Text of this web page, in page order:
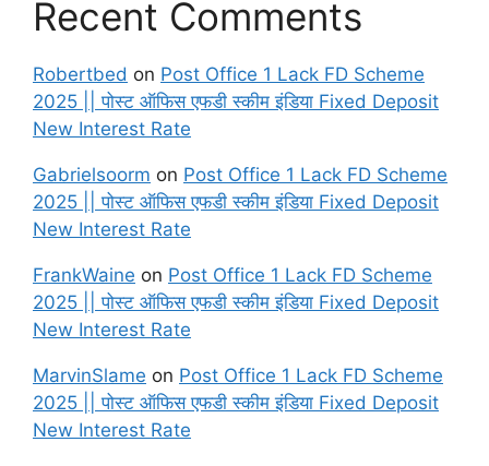
Recent Comments
Robertbed on Post Office 1 Lack FD Scheme
2025 || पोस्ट ऑफिस एफडी स्कीम इंडिया Fixed Deposit
New Interest Rate
Gabrielsoorm on Post Office 1 Lack FD Scheme
2025 || पोस्ट ऑफिस एफडी स्कीम इंडिया Fixed Deposit
New Interest Rate
FrankWaine on Post Office 1 Lack FD Scheme
2025 || पोस्ट ऑफिस एफडी स्कीम इंडिया Fixed Deposit
New Interest Rate
MarvinSlame on Post Office 1 Lack FD Scheme
2025 || पोस्ट ऑफिस एफडी स्कीम इंडिया Fixed Deposit
New Interest Rate